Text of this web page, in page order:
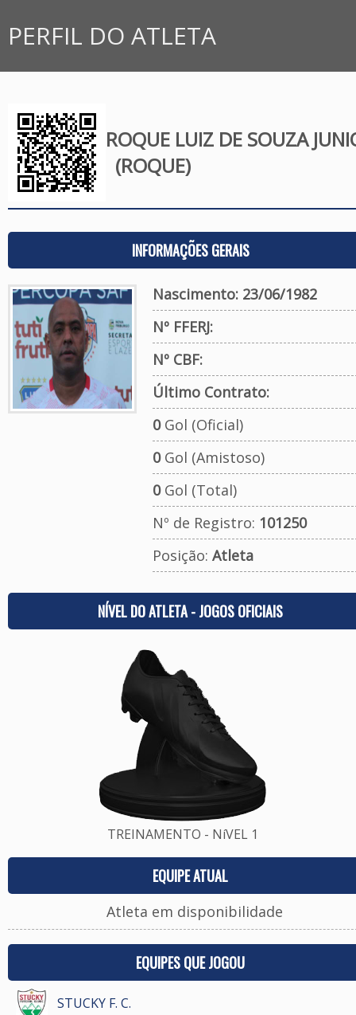
PERFIL DO ATLETA
ROQUE LUIZ DE SOUZA
(ROQUE)
INFORMAÇÕES GERAIS
Nascimento: 23/06/1982
Nº FFERJ:
Nº CBF:
Último Contrato:
0Gol (Oficial)
0Gol (Amistoso)
0Gol (Total)
Nº de Registro: 101250
Posição: Atleta
NÍVEL DO ATLETA - JOGOS OFICIAIS
TREINAMENTO - NíVEL 1
EQUIPE ATUAL
Atleta em disponibilidade
EQUIPES QUE JOGOU
STUCKY F. C.